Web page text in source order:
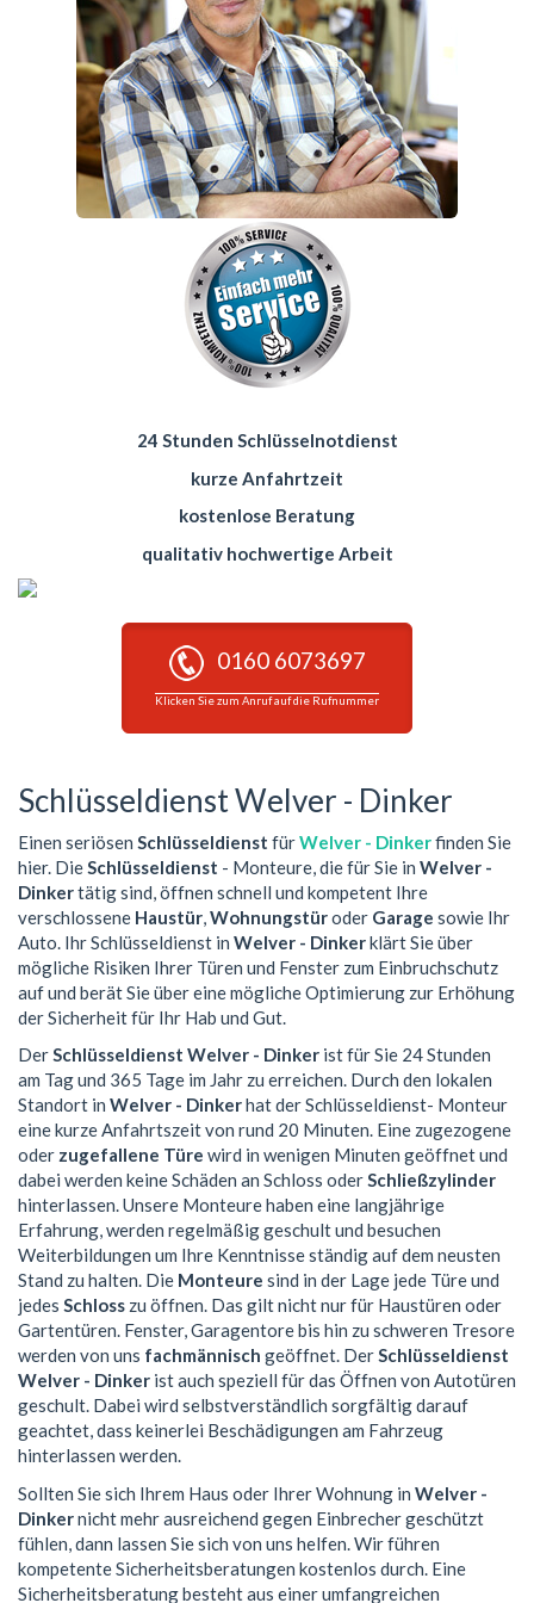
24 Stunden Schlüsselnotdienst
kurze Anfahrtzeit
kostenlose Beratung
qualitativ hochwertige Arbeit
0160 6073697
Klicken Sie zum Anruf auf die Rufnummer
Schlüsseldienst Welver - Dinker
Einen seriösen Schlüsseldienst fürWelver - Dinkerfinden Sie
hier. DieSchlüsseldienst - Monteure, die für Sie in Welver -
Dinkertätig sind, öffnen schnell und kompetent Ihre
verschlossene Haustür,Wohnungstüroder Garage sowie Ihr
Auto. Ihr Schlüsseldienst in Welver - Dinkerklärt Sie über
mögliche Risiken Ihrer Türen und Fenster zum Einbruchschutz
auf und berät Sie über eine mögliche Optimierung zur Erhöhung
der Sicherheit für Ihr Hab und Gut.
DerSchlüsseldienst Welver - Dinker ist für Sie 24 Stunden
am Tag und 365 Tage im Jahr zu erreichen. Durch den lokalen
Standort in Welver - Dinkerhat der Schlüsseldienst- Monteur
eine kurze Anfahrtszeit von rund 20 Minuten. Eine zugezogene
oder zugefallene Türe wird in wenigen Minuten geöffnet und
dabei werden keine Schäden an Schloss oderSchließzylinder
hinterlassen. Unsere Monteure haben eine langjährige
Erfahrung, werden regelmäßig geschult und besuchen
Weiterbildungen um Ihre Kenntnisse ständig auf dem neusten
Stand zu halten. Die Monteure sind in der Lage jede Türe und
jedes Schloss zu öffnen. Das gilt nicht nur für Haustüren oder
Gartentüren. Fenster, Garagentore bis hin zu schweren Tresore
werden von uns fachmännisch geöffnet. DerSchlüsseldienst
Welver - Dinker ist auch speziell für das Öffnen von Autotüren
geschult. Dabei wird selbstverständlich sorgfältig darauf
geachtet, dass keinerlei Beschädigungen am Fahrzeug
hinterlassen werden.
Sollten Sie sich Ihrem Haus oder Ihrer Wohnung in Welver -
Dinkernicht mehr ausreichend gegen Einbrecher geschützt
fühlen, dann lassen Sie sich von uns helfen. Wir führen
kompetente Sicherheitsberatungen kostenlos durch. Eine
Sicherheitsberatung besteht aus einer umfangreichen